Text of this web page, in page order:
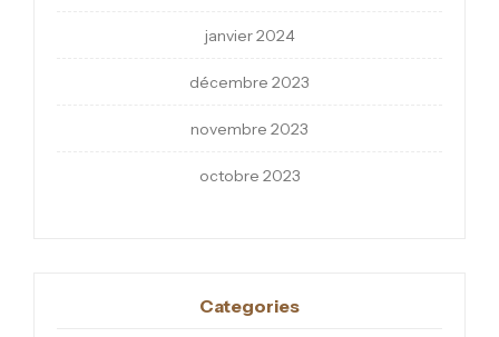
janvier 2024
décembre 2023
novembre 2023
octobre 2023
Categories